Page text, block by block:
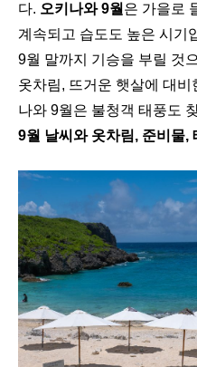
다. 오키나와 9월 은 가을로
계속되고 습도도 높은 시기
9월 말까지 기승을 부릴 것
옷차림, 뜨거운 햇살에 대비
나와 9월은 불청객 태풍도
9월 날씨와 옷차림, 준비물,